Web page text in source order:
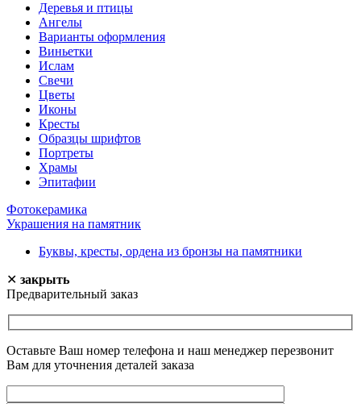
Деревья и птицы
Ангелы
Варианты оформления
Виньетки
Ислам
Свечи
Цветы
Иконы
Кресты
Образцы шрифтов
Портреты
Храмы
Эпитафии
Фотокерамика
Украшения на памятник
Буквы, кресты, ордена из бронзы на памятники
✕ закрыть
Предварительный заказ
Оставьте Ваш номер телефона и наш менеджер перезвонит
Вам для уточнения деталей заказа